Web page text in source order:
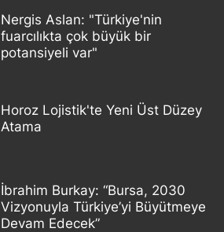
Nergis Aslan: "Türkiye'nin
fuarcılıkta çok büyük bir
potansiyeli var"
Horoz Lojistik'te Yeni Üst Düzey
Atama
İbrahim Burkay: “Bursa, 2030
Vizyonuyla Türkiye’yi Büyütmeye
Devam Edecek”